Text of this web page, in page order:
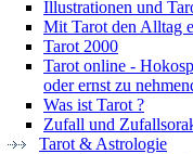
Illustrationen und
Mit Tarot den Alltag
Tarot 2000
Tarot online -
oder ernst zu
Was ist Tarot ?
Zufall und
Tarot & Astrologie